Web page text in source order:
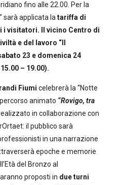
fino alle 22.00. Per la
sarà applicata la tariffa di
i visitatori.
Il vicino Centro di
e del lavoro “Il
23 e domenica 24
– 19.00).
Fiumi celebrerà la “Notte
animato “Rovigo, tra
in collaborazione con
il pubblico sarà
in una narrazione
epoche e memorie
del Bronzo al
proposti in due turni